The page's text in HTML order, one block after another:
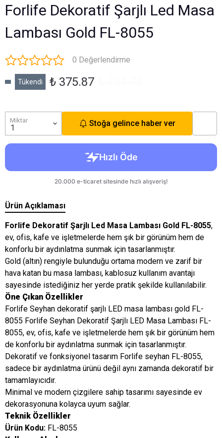
Forlife Dekoratif Şarjlı Led Masa
Lambası Gold FL-8055
0 Değerlendirme
Tükendi ₺ 375.87
Miktar Stoğa gelince haber ver
Ürün Açıklaması
Forlife Dekoratif Şarjlı Led Masa Lambası Gold FL-8055,
ev, ofis, kafe ve işletmelerde hem şık bir görünüm hem de
konforlu bir aydınlatma sunmak için tasarlanmıştır.
Gold (altın) rengiyle bulunduğu ortama modern ve zarif bir
hava katan bu masa lambası, kablosuz kullanım avantajı
sayesinde istediğiniz her yerde pratik şekilde kullanılabilir.
Öne Çıkan Özellikler
Forlife Seyhan dekoratif şarjlı LED masa lambası gold FL-
8055 Forlife Seyhan Dekoratif Şarjlı LED Masa Lambası FL-
8055, ev, ofis, kafe ve işletmelerde hem şık bir görünüm hem
de konforlu bir aydınlatma sunmak için tasarlanmıştır.
Dekoratif ve fonksiyonel tasarım Forlife seyhan FL-8055,
sadece bir aydınlatma ürünü değil aynı zamanda dekoratif bir
tamamlayıcıdır.
Minimal ve modern çizgilere sahip tasarımı sayesinde ev
dekorasyonuna kolayca uyum sağlar.
Teknik Özellikler
Ürün Kodu: FL-8055